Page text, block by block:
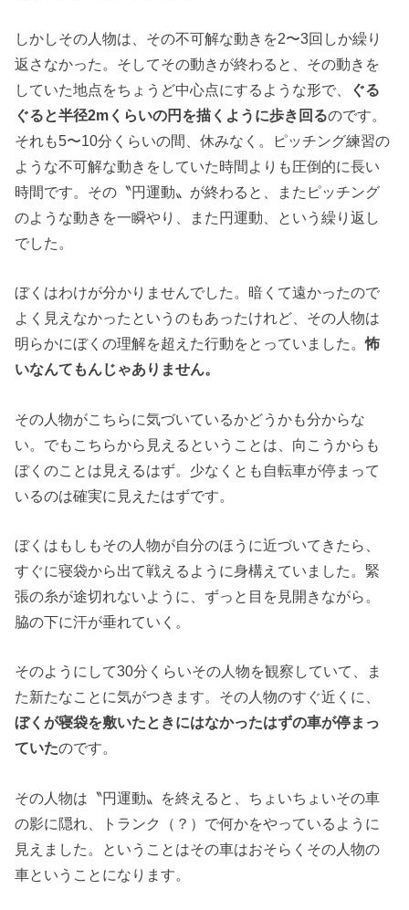
しかしその人物は、その不可解な動きを2〜3回しか繰り
返さなかった。そしてその動きが終わると、その動きを
していた地点をちょうど中心点にするような形で、
ぐる
ぐると半径2mくらいの円を描くように歩き回るのです。
それも5〜10分くらいの間、休みなく。ピッチング練習の
ような不可解な動きをしていた時間よりも圧倒的に長い
時間です。その〝円運動〟が終わると、またピッチング
のような動きを一瞬やり、また円運動、という繰り返し
でした。
ぼくはわけが分かりませんでした。暗くて遠かったので
よく見えなかったというのもあったけれど、その人物は
明らかにぼくの理解を超えた行動をとっていました。怖
いなんてもんじゃありません。
その人物がこちらに気づいているかどうかも分からな
い。でもこちらから見えるということは、向こうからも
ぼくのことは見えるはず。少なくとも自転車が停まって
いるのは確実に見えたはずです。
ぼくはもしもその人物が自分のほうに近づいてきたら、
すぐに寝袋から出て戦えるように身構えていました。緊
張の糸が途切れないように、ずっと目を見開きながら。
脇の下に汗が垂れていく。
そのようにして30分くらいその人物を観察していて、ま
た新たなことに気がつきます。その人物のすぐ近くに、
ぼくが寝袋を敷いたときにはなかったはずの車が停まっ
ていたのです。
その人物は〝円運動〟を終えると、ちょいちょいその車
の影に隠れ、トランク（？）で何かをやっているように
見えました。ということはその車はおそらくその人物の
車ということになります。